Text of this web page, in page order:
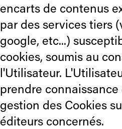
encarts de contenus
par des services tiers
google, etc...)
cookies, soumis au
l'Utilisateur.
prendre
gestion des Cookies
éditeurs concernés.